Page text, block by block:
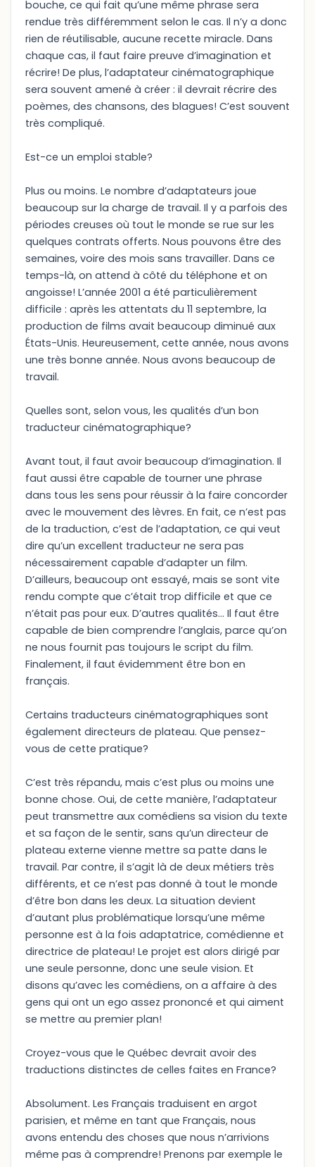
bouche, ce qui fait qu’une même phrase sera
rendue très différemment selon le cas. Il n’y a donc
rien de réutilisable, aucune recette miracle. Dans
chaque cas, il faut faire preuve d’imagination et
récrire! De plus, l’adaptateur cinématographique
sera souvent amené à créer : il devrait récrire des
poèmes, des chansons, des blagues! C’est souvent
très compliqué.
Est-ce un emploi stable?
Plus ou moins. Le nombre d’adaptateurs joue
beaucoup sur la charge de travail. Il y a parfois des
périodes creuses où tout le monde se rue sur les
quelques contrats offerts. Nous pouvons être des
semaines, voire des mois sans travailler. Dans ce
temps-là, on attend à côté du téléphone et on
angoisse! L’année 2001 a été particulièrement
difficile : après les attentats du 11 septembre, la
production de films avait beaucoup diminué aux
États-Unis. Heureusement, cette année, nous avons
une très bonne année. Nous avons beaucoup de
travail.
Quelles sont, selon vous, les qualités d’un bon
traducteur cinématographique?
Avant tout, il faut avoir beaucoup d’imagination. Il
faut aussi être capable de tourner une phrase
dans tous les sens pour réussir à la faire concorder
avec le mouvement des lèvres. En fait, ce n’est pas
de la traduction, c’est de l’adaptation, ce qui veut
dire qu’un excellent traducteur ne sera pas
nécessairement capable d’adapter un film.
D’ailleurs, beaucoup ont essayé, mais se sont vite
rendu compte que c’était trop difficile et que ce
n’était pas pour eux. D’autres qualités… Il faut être
capable de bien comprendre l’anglais, parce qu’on
ne nous fournit pas toujours le script du film.
Finalement, il faut évidemment être bon en
français.
Certains traducteurs cinématographiques sont
également directeurs de plateau. Que pensez-
vous de cette pratique?
C’est très répandu, mais c’est plus ou moins une
bonne chose. Oui, de cette manière, l’adaptateur
peut transmettre aux comédiens sa vision du texte
et sa façon de le sentir, sans qu’un directeur de
plateau externe vienne mettre sa patte dans le
travail. Par contre, il s’agit là de deux métiers très
différents, et ce n’est pas donné à tout le monde
d’être bon dans les deux. La situation devient
d’autant plus problématique lorsqu’une même
personne est à la fois adaptatrice, comédienne et
directrice de plateau! Le projet est alors dirigé par
une seule personne, donc une seule vision. Et
disons qu’avec les comédiens, on a affaire à des
gens qui ont un ego assez prononcé et qui aiment
se mettre au premier plan!
Croyez-vous que le Québec devrait avoir des
traductions distinctes de celles faites en France?
Absolument. Les Français traduisent en argot
parisien, et même en tant que Français, nous
avons entendu des choses que nous n’arrivions
même pas à comprendre! Prenons par exemple le